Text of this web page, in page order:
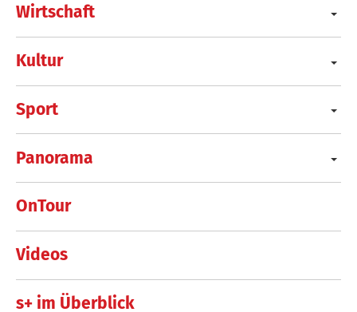
Wirtschaft
Kultur
Sport
Panorama
OnTour
Videos
s+ im Überblick